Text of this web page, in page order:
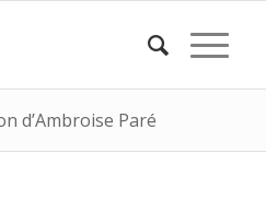
d’Ambroise Paré